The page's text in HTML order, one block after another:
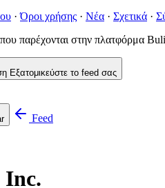
· Όροι χρήσης · Νέα · Σχετικά ·
παρέχονται στην πλατφόρμα
Εξατομικεύστε το feed σας
Feed
Inc.